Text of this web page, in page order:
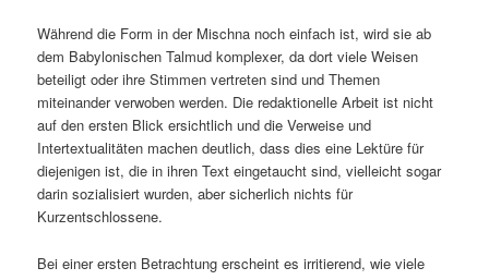
Während die Form in der Mischna noch einfach ist, wird sie ab
dem Babylonischen Talmud komplexer, da dort viele Weisen
beteiligt oder ihre Stimmen vertreten sind und Themen
miteinander verwoben werden. Die redaktionelle Arbeit ist nicht
auf den ersten Blick ersichtlich und die Verweise und
Intertextualitäten machen deutlich, dass dies eine Lektüre für
diejenigen ist, die in ihren Text eingetaucht sind, vielleicht sogar
darin sozialisiert wurden, aber sicherlich nichts für
Kurzentschlossene.
Bei einer ersten Betrachtung erscheint es irritierend, wie viele